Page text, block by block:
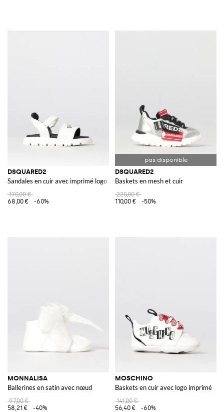
DSQUARED2
Sandales en cuir avec imprimé logo
170,00 €
68,00 €
-60%
DSQUARED2
Baskets en mesh et cuir
220,00 €
110,00 €
-50%
MONNALISA
Ballerines en satin avec nœud
97,00 €
58,21 €
-40%
MOSCHINO
Baskets en cuir avec logo imprimé
141,00 €
56,40 €
-60%